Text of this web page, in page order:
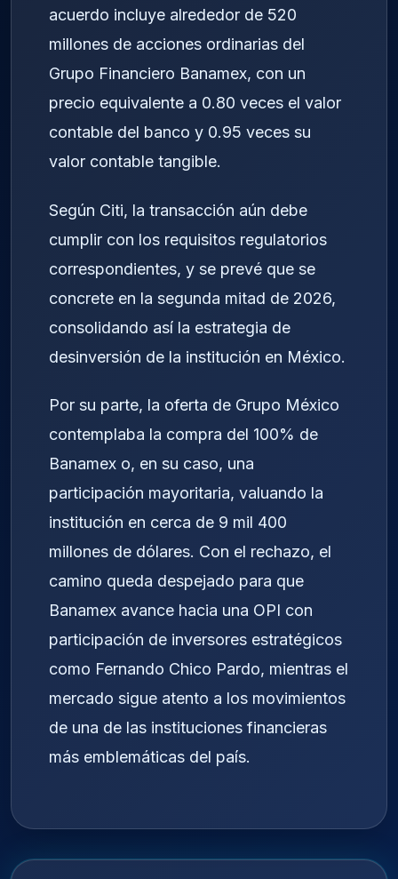
acuerdo incluye alrededor de 520
millones de acciones ordinarias del
Grupo Financiero Banamex, con un
precio equivalente a 0.80 veces el valor
contable del banco y 0.95 veces su
valor contable tangible.
Según Citi, la transacción aún debe
cumplir con los requisitos regulatorios
correspondientes, y se prevé que se
concrete en la segunda mitad de 2026,
consolidando así la estrategia de
desinversión de la institución en México.
Por su parte, la oferta de Grupo México
contemplaba la compra del 100% de
Banamex o, en su caso, una
participación mayoritaria, valuando la
institución en cerca de 9 mil 400
millones de dólares. Con el rechazo, el
camino queda despejado para que
Banamex avance hacia una OPI con
participación de inversores estratégicos
como Fernando Chico Pardo, mientras el
mercado sigue atento a los movimientos
de una de las instituciones financieras
más emblemáticas del país.